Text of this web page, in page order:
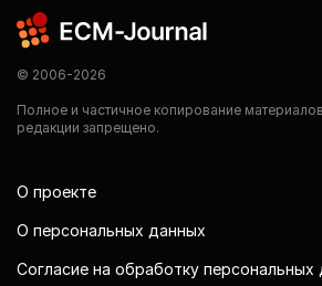
© 2006-2026
Полное и частичное копирование
редакции запрещено.
О проекте
О персональных данных
Согласие на обработку персональных